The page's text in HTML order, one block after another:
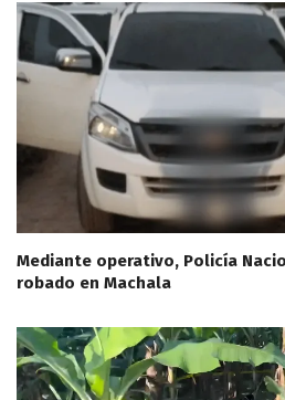
Mediante operativo, Policía
robado en Machala